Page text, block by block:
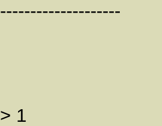
--------------------
> 1